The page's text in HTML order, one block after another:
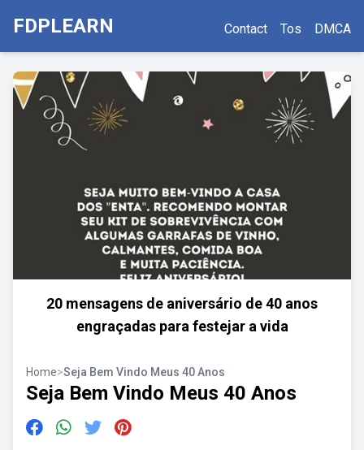
FDPLEARN Contact Tos DMCA
20 mensagens de aniversário de 40 anos
engraçadas para festejar a vida
Home>Seja Bem Vindo Meus 40 Anos
Seja Bem Vindo Meus 40 Anos